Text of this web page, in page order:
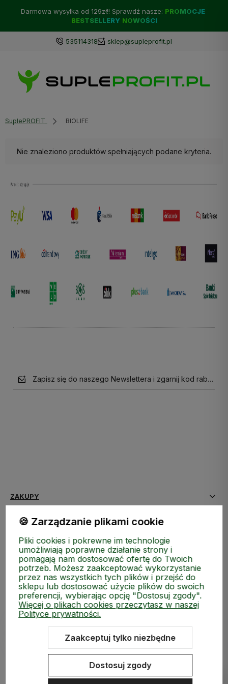
Darmowa wysyłka od 129zł!! Sprawdź nasze: PROMOCJE
BESTSELLERY NOWOŚCI
535114318 sklep@supleprofit.pl
SuplePROFIT BIOLIFE
Nie znaleziono produktów spełniających podane kryteria.
Zapisz się do naszego Newslettera i zgarnij kod
ZAKUPY
MEDIA SPOŁECZNOŚCIOWE
MOJE KONTO
INFORMACJE
Sklep internetowy Shoper.pl Szablon Shoper Modern 3.0™
🍪 Zarządzanie plikami cookie
Pliki cookies i pokrewne im technologie
umożliwiają poprawne działanie strony i
pomagają nam dostosować ofertę do Twoich
potrzeb. Możesz zaakceptować wykorzystanie
przez nas wszystkich tych plików i przejść do
sklepu lub dostosować użycie plików do swoich
preferencji, wybierając opcję "Dostosuj zgody".
Więcej o plikach cookies przeczytasz w naszej
Polityce prywatności.
Zaakceptuj tylko niezbędne
Dostosuj zgody